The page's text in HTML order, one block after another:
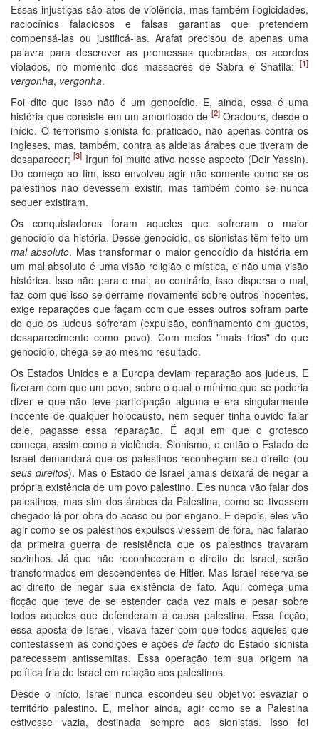
Essas injustiças são atos de violência, mas também ilogicidades,
raciocínios falaciosos e falsas garantias que pretendem
compensá-las ou justificá-las. Arafat precisou de apenas uma
palavra para descrever as promessas quebradas, os acordos
violados, no momento dos massacres de Sabra e Shatila: [1]
vergonha, vergonha.
Foi dito que isso não é um genocídio. E, ainda, essa é uma
história que consiste em um amontoado de [2]Oradours, desde o
início. O terrorismo sionista foi praticado, não apenas contra os
ingleses, mas, também, contra as aldeias árabes que tiveram de
desaparecer;[3] Irgun foi muito ativo nesse aspecto (Deir Yassin).
Do começo ao fim, isso envolveu agir não somente como se os
palestinos não devessem existir, mas também como se nunca
sequer existiram.
Os conquistadores foram aqueles que sofreram o maior
genocídio da história. Desse genocídio, os sionistas têm feito um
mal absoluto. Mas transformar o maior genocídio da história em
um mal absoluto é uma visão religião e mística, e não uma visão
histórica. Isso não para o mal; ao contrário, isso dispersa o mal,
faz com que isso se derrame novamente sobre outros inocentes,
exige reparações que façam com que esses outros sofram parte
do que os judeus sofreram (expulsão, confinamento em guetos,
desaparecimento como povo). Com meios "mais frios" do que
genocídio, chega-se ao mesmo resultado.
Os Estados Unidos e a Europa deviam reparação aos judeus. E
fizeram com que um povo, sobre o qual o mínimo que se poderia
dizer é que não teve participação alguma e era singularmente
inocente de qualquer holocausto, nem sequer tinha ouvido falar
dele, pagasse essa reparação. É aqui em que o grotesco
começa, assim como a violência. Sionismo, e então o Estado de
Israel demandará que os palestinos reconheçam seu direito (ou
seus direitos). Mas o Estado de Israel jamais deixará de negar a
própria existência de um povo palestino. Eles nunca vão falar dos
palestinos, mas sim dos árabes da Palestina, como se tivessem
chegado lá por obra do acaso ou por engano. E depois, eles vão
agir como se os palestinos expulsos viessem de fora, não falarão
da primeira guerra de resistência que os palestinos travaram
sozinhos. Já que não reconheceram o direito de Israel, serão
transformados em descendentes de Hitler. Mas Israel reserva-se
ao direito de negar sua existência de fato. Aqui começa uma
ficção que teve de se estender cada vez mais e pesar sobre
todos aqueles que defenderam a causa palestina. Essa ficção,
essa aposta de Israel, visava fazer com que todos aqueles que
contestassem as condições e ações de facto do Estado sionista
parecessem antissemitas. Essa operação tem sua origem na
política fria de Israel em relação aos palestinos.
Desde o início, Israel nunca escondeu seu objetivo: esvaziar o
território palestino. E, melhor ainda, agir como se a Palestina
estivesse vazia, destinada sempre aos sionistas. Isso foi